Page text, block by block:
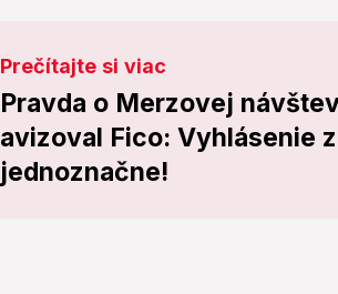
Prečítajte si viac
Pravda o Merzovej
avizoval Fico: Vyhlásenie
jednoznačne!